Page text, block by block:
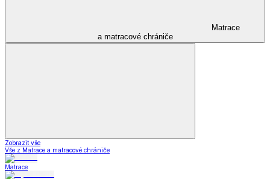
Matrace
a matracové chrániče
Zobrazit vše
Vše z Matrace a matracové chrániče
Matrace